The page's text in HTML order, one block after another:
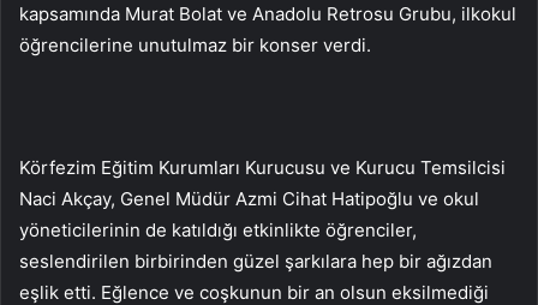
kapsamında Murat Bolat ve Anadolu Retrosu Grubu, ilkokul
öğrencilerine unutulmaz bir konser verdi.
Körfezim Eğitim Kurumları Kurucusu ve Kurucu Temsilcisi
Naci Akçay, Genel Müdür Azmi Cihat Hatipoğlu ve okul
yöneticilerinin de katıldığı etkinlikte öğrenciler,
seslendirilen birbirinden güzel şarkılara hep bir ağızdan
eşlik etti. Eğlence ve coşkunun bir an olsun eksilmediği